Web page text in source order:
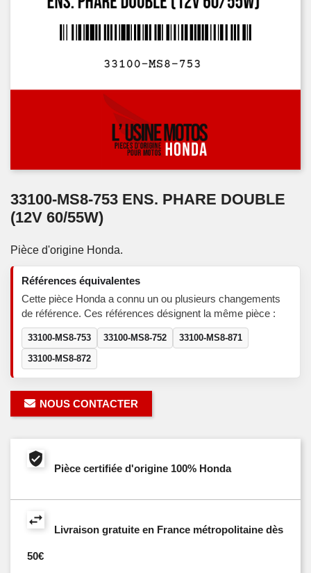
33100-MS8-753 ENS. PHARE DOUBLE
(12V 60/55W)
Pièce d'origine Honda.
Références équivalentes
Cette pièce Honda a connu un ou plusieurs changements
de référence. Ces références désignent la même pièce :
33100-MS8-753 33100-MS8-752
33100-MS8-871
33100-MS8-872
NOUS CONTACTER
Pièce certifiée d'origine 100% Honda
Livraison gratuite en France métropolitaine dès
50€